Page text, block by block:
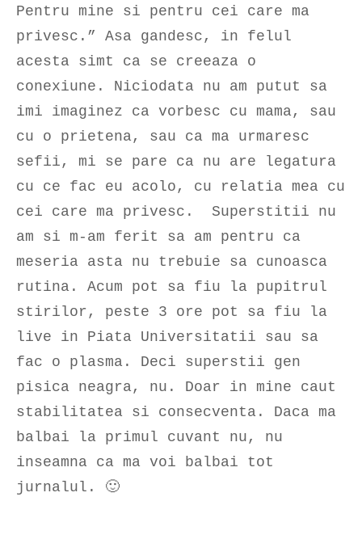
Pentru mine si pentru cei care ma
privesc.” Asa gandesc, in felul
acesta simt ca se creeaza o
conexiune. Niciodata nu am putut sa
imi imaginez ca vorbesc cu mama, sau
cu o prietena, sau ca ma urmaresc
sefii, mi se pare ca nu are legatura
cu ce fac eu acolo, cu relatia mea cu
cei care ma privesc. Superstitii nu
am si m-am ferit sa am pentru ca
meseria asta nu trebuie sa cunoasca
rutina. Acum pot sa fiu la pupitrul
stirilor, peste 3 ore pot sa fiu la
live in Piata Universitatii sau sa
fac o plasma. Deci superstii gen
pisica neagra, nu. Doar in mine caut
stabilitatea si consecventa. Daca ma
balbai la primul cuvant nu, nu
inseamna ca ma voi balbai tot
jurnalul. 🙂